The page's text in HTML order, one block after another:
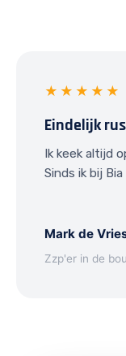
★★★★★
Eindelijk
Ik keek altijd
Sinds ik bij
Mark de
Zzp'er in de